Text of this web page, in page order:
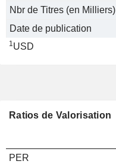
Nbr de Titres (en Milliers)
Date de publication
1USD
Ratios de Valorisation
PER